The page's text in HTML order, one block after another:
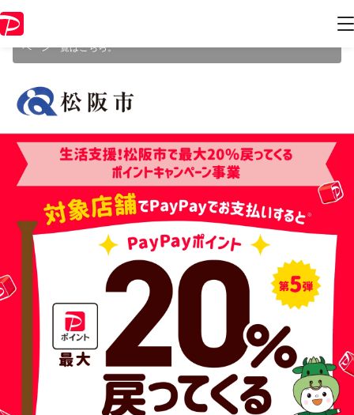
ジ内の情報はキャンペーン終了時点のものになります。
ペーン一覧はこちら。